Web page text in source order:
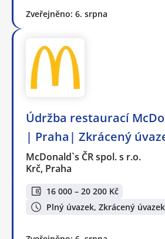
Zveřejněno: 6. srpna
Údržba restaurací
| Praha| Zkrácený
McDonald`s ČR spol. s r.o.
Krč, Praha
16 000 – 20 200 Kč
Plný úvazek, Zkrácený úvazek